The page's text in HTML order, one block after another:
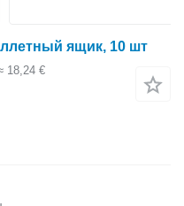
ящик, 10 шт
18,24 €